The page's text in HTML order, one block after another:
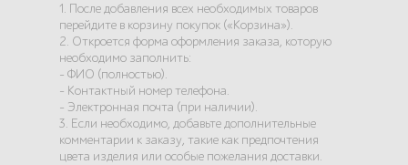
1. После добавления всех необходимых товаров
перейдите в корзину покупок («Корзина»).
2. Откроется форма оформления заказа, которую
необходимо заполнить:
- ФИО (полностью).
- Контактный номер телефона.
- Электронная почта (при наличии).
3. Если необходимо, добавьте дополнительные
комментарии к заказу, такие как предпочтения
цвета изделия или особые пожелания доставки.